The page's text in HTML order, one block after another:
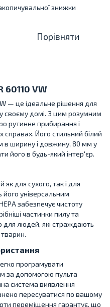
знижки
Порівняти
60110 VW
— це ідеальне рішення для
своєму домі. З цим розумним
рутинне прибирання і
Його стильний білий
в ширину і довжину, 80 мм у
його в будь-який інтер'єр.
для сухого, так і для
універсальним
забезпечує чистоту
частинки пилу та
для людей, які страждають
програмувати
за допомогою пульта
система виявлення
пересуватися по вашому
переміщення гарантує, що